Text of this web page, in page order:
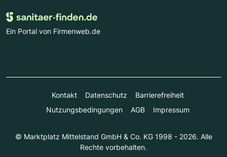
Ein Portal von Firmenweb.de
Kontakt Datenschutz
Barrierefreiheit
Nutzungsbedingungen
AGB Impressum
© Marktplatz Mittelstand GmbH & Co. KG 1998 - 2026. Alle
Rechte vorbehalten.